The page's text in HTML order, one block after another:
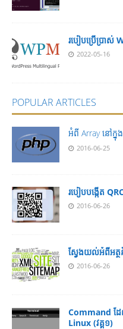
របៀបប្រើប្រាស់
2022-05-16
POPULAR ARTICLES
អំពី Array នៅ​​ក្នុ
2016-06-25
របៀប​បង្កើត​
2016-06-26
ស្វែង​យល់​​អំពី​អត្
2016-06-26
Command ដែ
Linux (វគ្គ១)